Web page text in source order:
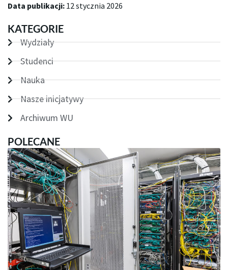
Data publikacji: 12 stycznia 2026
KATEGORIE
Wydziały
Studenci
Nauka
Nasze inicjatywy
Archiwum WU
POLECANE